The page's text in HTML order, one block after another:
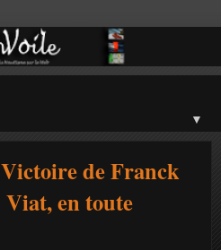
▼
de Franck
en toute